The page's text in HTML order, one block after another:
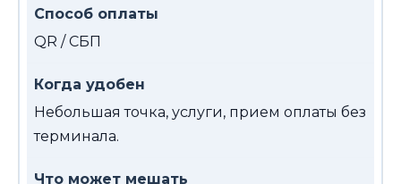
QR / СБП
Небольшая точка, услуги, прием оплаты без
терминала.